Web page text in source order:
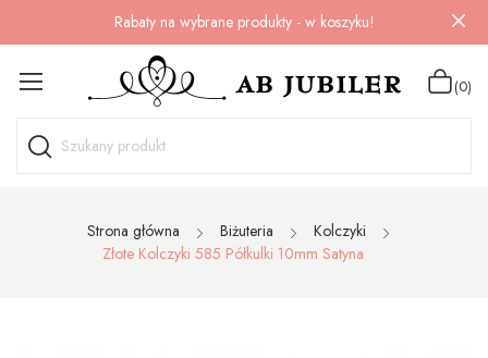
Rabaty na wybrane produkty - w koszyku!
(0)
Strona główna Biżuteria
Kolczyki
Złote Kolczyki 585 Półkulki 10mm Satyna